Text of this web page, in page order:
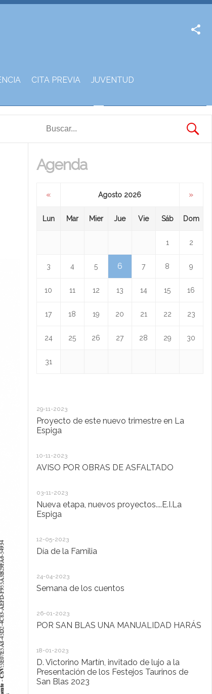
CITA PREVIA JUVENTUD
Agenda
« Agosto 2026 »
Lun Mar Mier Jue Vie Sáb Dom
1 2
3 4 5 6 7 8 9
10 11 12 13 14 15 16
17 18 19 20 21 22 23
24 25 26 27 28 29 30
31
29-11-2023
Proyecto de este nuevo trimestre en La
Espiga
10-11-2023
AVISO POR OBRAS DE ASFALTADO
03-11-2023
Nueva etapa, nuevos proyectos....E.I.La
Espiga
12-05-2023
Día de la Familia
24-04-2023
Semana de los cuentos
26-01-2023
POR SAN BLAS UNA MANUALIDAD HARÁS
18-01-2023
D. Victorino Martín, invitado de lujo a la
Presentación de los Festejos Taurinos de
San Blas 2023